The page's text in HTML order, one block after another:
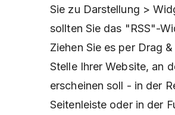
Sie zu Darstellung >
sollten Sie das "RSS"-
Ziehen Sie es per Drag
Stelle Ihrer Website, an
erscheinen soll - in der
Seitenleiste oder in der